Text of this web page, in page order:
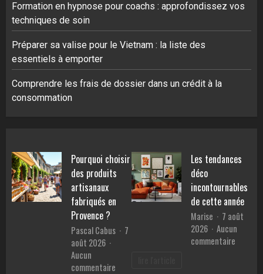
Formation en hypnose pour coachs : approfondissez vos
techniques de soin
Préparer sa valise pour le Vietnam : la liste des
essentiels à emporter
Comprendre les frais de dossier dans un crédit à la
consommation
Pourquoi choisir
des produits
artisanaux
fabriqués en
Provence ?
Pascal Cabus
7
août 2026
Aucun
commentaire
Les tendances
déco
incontournables
de cette année
Marise
7 août
2026
Aucun
commentaire